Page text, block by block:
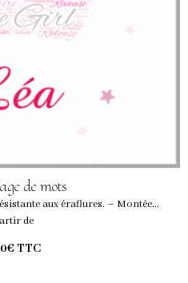
de mots
aux éraflures. – Montée...
de
TTC